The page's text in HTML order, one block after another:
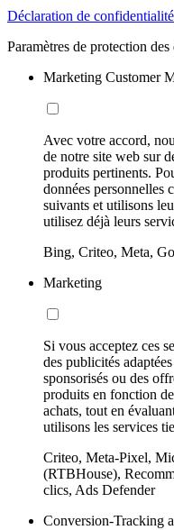
Déclaration de confidentialité
Paramètres de protection
Marketing Customer
Avec votre accord,
de notre site web sur
produits pertinents.
données personnelles
suivants et utilisons
utilisez déjà leurs
Bing, Criteo, Meta,
Marketing
Si vous acceptez ces
des publicités
sponsorisés ou des
produits en fonction
achats, tout en
utilisons les services
Criteo, Meta-Pixel,
(RTBHouse),
clics, Ads Defender
Conversion-Tracking